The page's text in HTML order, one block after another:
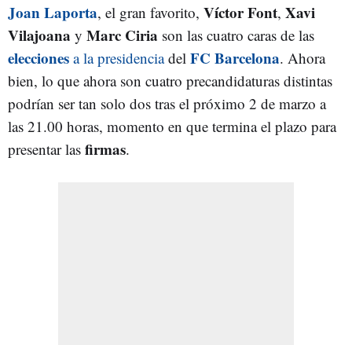
Joan Laporta, el gran favorito, Víctor Font, Xavi
Vilajoana y Marc Ciria son las cuatro caras de las
elecciones a la presidenciadel FC Barcelona. Ahora
bien, lo que ahora son cuatro precandidaturas distintas
podrían ser tan solo dos tras el próximo 2 de marzo a
las 21.00 horas, momento en que termina el plazo para
presentar las firmas.